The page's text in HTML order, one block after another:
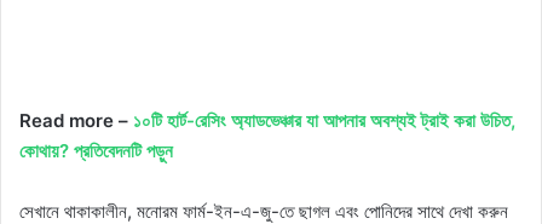
Read more – ১০টি হার্ট-রেসিং অ্যাডভেঞ্চার যা আপনার অবশ্যই ট্রাই করা উচিত,
কোথায়? প্রতিবেদনটি পড়ুন
সেখানে থাকাকালীন, মনোরম ফার্ম-ইন-এ-জু-তে ছাগল এবং পোনিদের সাথে দেখা করুন